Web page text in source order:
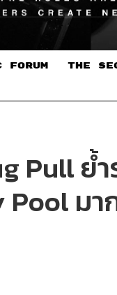
FORUM THE
ย้ำ
มา